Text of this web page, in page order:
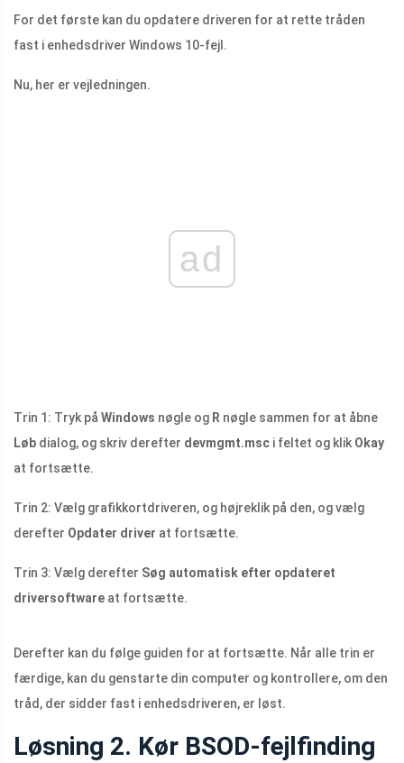
For det første kan du opdatere driveren for at rette tråden
fast i enhedsdriver Windows 10-fejl.
Nu, her er vejledningen.
ad
Trin 1: Tryk på Windows nøgle og R nøgle sammen for at åbne
Løb dialog, og skriv derefter devmgmt.msc i feltet og klik Okay
at fortsætte.
Trin 2: Vælg grafikkortdriveren, og højreklik på den, og vælg
derefter Opdater driver at fortsætte.
Trin 3: Vælg derefter Søg automatisk efter opdateret
driversoftware at fortsætte.
Derefter kan du følge guiden for at fortsætte. Når alle trin er
færdige, kan du genstarte din computer og kontrollere, om den
tråd, der sidder fast i enhedsdriveren, er løst.
Løsning 2. Kør BSOD-fejlfinding